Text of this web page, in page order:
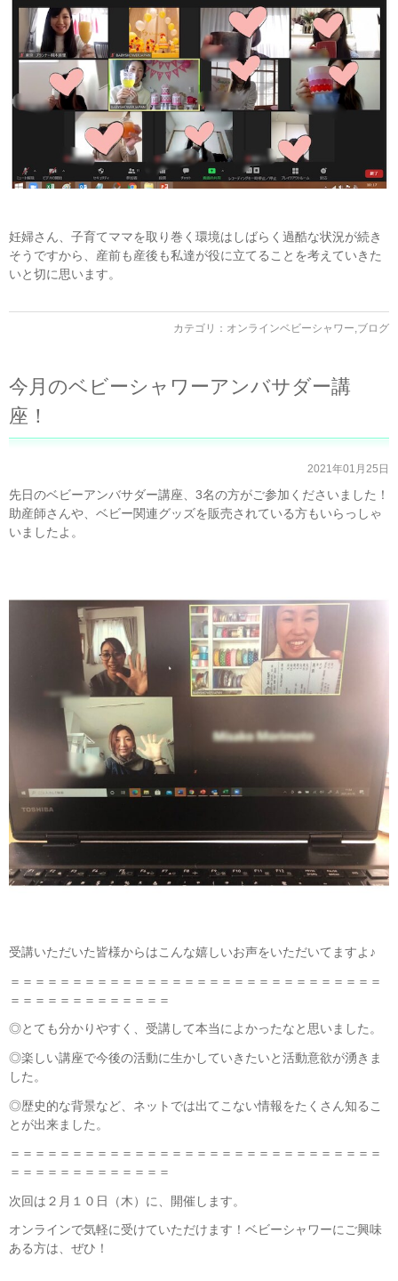
妊婦さん、子育てママを取り巻く環境はしばらく過酷な状況が続き
そうですから、産前も産後も私達が役に立てることを考えていきた
いと切に思います。
カテゴリ： オンラインベビーシャワー,ブログ
今月のベビーシャワーアンバサダー講
座！
2021年01月25日
先日のベビーアンバサダー講座、3名の方がご参加くださいました！
助産師さんや、ベビー関連グッズを販売されている方もいらっしゃ
いましたよ。
受講いただいた皆様からはこんな嬉しいお声をいただいてますよ♪
＝＝＝＝＝＝＝＝＝＝＝＝＝＝＝＝＝＝＝＝＝＝＝＝＝＝＝＝＝＝
＝＝＝＝＝＝＝＝＝＝＝＝＝
◎とても分かりやすく、受講して本当によかったなと思いました。
◎楽しい講座で今後の活動に生かしていきたいと活動意欲が湧きま
した。
◎歴史的な背景など、ネットでは出てこない情報をたくさん知るこ
とが出来ました。
＝＝＝＝＝＝＝＝＝＝＝＝＝＝＝＝＝＝＝＝＝＝＝＝＝＝＝＝＝＝
＝＝＝＝＝＝＝＝＝＝＝＝＝
次回は２月１０日（木）に、開催します。
オンラインで気軽に受けていただけます！ベビーシャワーにご興味
ある方は、ぜひ！